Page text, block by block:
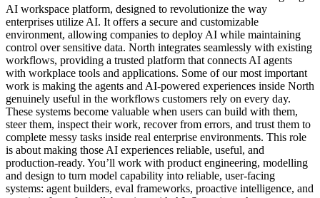
AI workspace platform, designed to revolutionize the way
enterprises utilize AI. It offers a secure and customizable
environment, allowing companies to deploy AI while maintaining
control over sensitive data. North integrates seamlessly with existing
workflows, providing a trusted platform that connects AI agents
with workplace tools and applications. Some of our most important
work is making the agents and AI-powered experiences inside North
genuinely useful in the workflows customers rely on every day.
These systems become valuable when users can build with them,
steer them, inspect their work, recover from errors, and trust them to
complete messy tasks inside real enterprise environments. This role
is about making those AI experiences reliable, useful, and
production-ready. You’ll work with product engineering, modelling
and design to turn model capability into reliable, user-facing
systems: agent builders, eval frameworks, proactive intelligence, and